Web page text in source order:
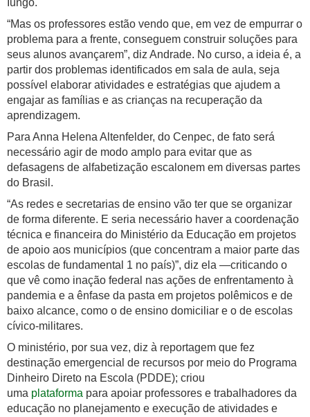
Iungo.
“Mas os professores estão vendo que, em vez de empurrar o
problema para a frente, conseguem construir soluções para
seus alunos avançarem”, diz Andrade. No curso, a ideia é, a
partir dos problemas identificados em sala de aula, seja
possível elaborar atividades e estratégias que ajudem a
engajar as famílias e as crianças na recuperação da
aprendizagem.
Para Anna Helena Altenfelder, do Cenpec, de fato será
necessário agir de modo amplo para evitar que as
defasagens de alfabetização escalonem em diversas partes
do Brasil.
“As redes e secretarias de ensino vão ter que se organizar
de forma diferente. E seria necessário haver a coordenação
técnica e financeira do Ministério da Educação em projetos
de apoio aos municípios (que concentram a maior parte das
escolas de fundamental 1 no país)”, diz ela —criticando o
que vê como inação federal nas ações de enfrentamento à
pandemia e a ênfase da pasta em projetos polêmicos e de
baixo alcance, como o de ensino domiciliar e o de escolas
cívico-militares.
O ministério, por sua vez, diz à reportagem que fez
destinação emergencial de recursos por meio do Programa
Dinheiro Direto na Escola (PDDE); criou
uma plataforma para apoiar professores e trabalhadores da
educação no planejamento e execução de atividades e